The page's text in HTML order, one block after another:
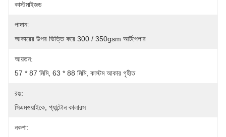
কাস্টমাইজড
পাদান:
আকারের উপর ভিত্তি করে 300 / 350gsm আর্টপেপার
আয়তন:
57 * 87 মিমি, 63 * 88 মিমি, কাস্টম আকার গৃহীত
রঙ:
সিএমওয়াইকে, প্যান্টোন কালারস
নকশা: